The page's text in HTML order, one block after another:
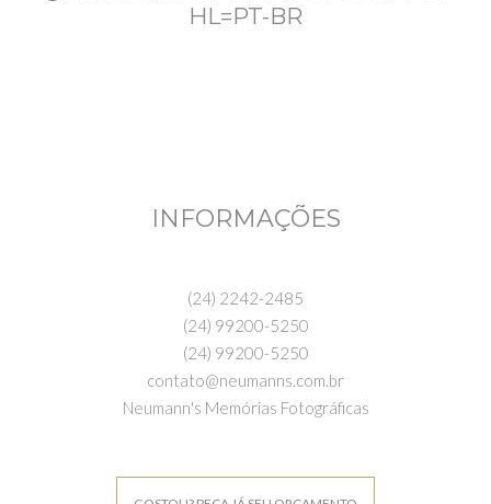
HL=PT-BR
INFORMAÇÕES
(24) 2242-2485
(24) 99200-5250
(24) 99200-5250
contato@neumanns.com.br
Neumann's Memórias Fotográficas